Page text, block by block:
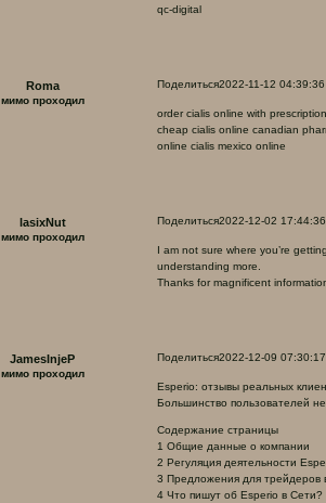
qc-digital
Поделиться2022-11-12 04:39:36
Roma
мимо проходил
order cialis online with
cheap cialis online canadian
online cialis mexico online
Поделиться2022-12-02 17:44:36
lasixNut
мимо проходил
I am not sure where you’re
understanding more.
Thanks for magnificent
Поделиться2022-12-09 07:30:17
JamesInjeP
мимо проходил
Esperio: отзывы реальных
Большинство пользователей
Содержание страницы
1 Общие данные о компании
2 Регуляция деятельности
3 Предложения для трейдеров
4 Что пишут об Esperio в Сети?